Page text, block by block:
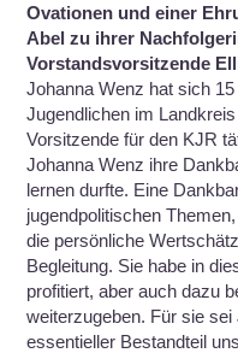
Ovationen und einer
Abel zu ihrer
Vorstandsvorsitzende
Johanna Wenz hat sich
Jugendlichen im
Vorsitzende für den KJR
Johanna Wenz ihre
lernen durfte. Eine
jugendpolitischen
die persönliche
Begleitung. Sie habe in
profitiert, aber auch dazu
weiterzugeben. Für sie sei
essentieller Bestandteil